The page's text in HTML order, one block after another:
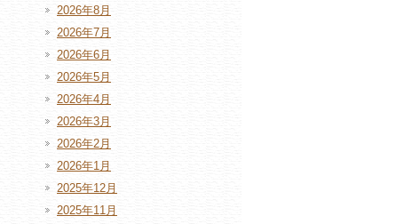
2026年8月
2026年7月
2026年6月
2026年5月
2026年4月
2026年3月
2026年2月
2026年1月
2025年12月
2025年11月